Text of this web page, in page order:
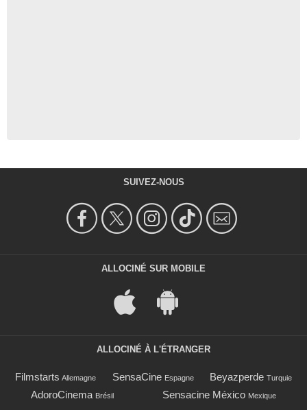
SUIVEZ-NOUS
ALLOCINÉ SUR MOBILE
ALLOCINÉ À L'ÉTRANGER
Filmstarts Allemagne SensaCine Espagne Beyazperde Turquie
AdoroCinema Brésil Sensacine México Mexique